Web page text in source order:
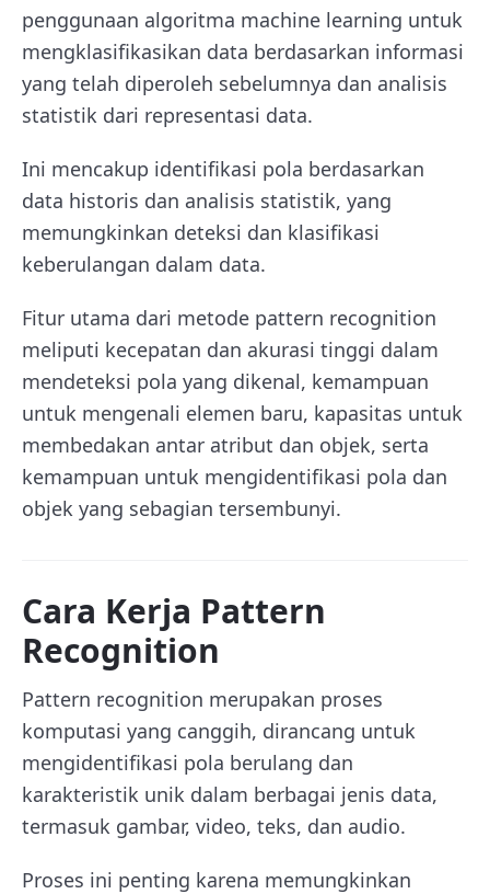
penggunaan algoritma machine learning untuk
mengklasifikasikan data berdasarkan informasi
yang telah diperoleh sebelumnya dan analisis
statistik dari representasi data.
Ini mencakup identifikasi pola berdasarkan
data historis dan analisis statistik, yang
memungkinkan deteksi dan klasifikasi
keberulangan dalam data.
Fitur utama dari metode pattern recognition
meliputi kecepatan dan akurasi tinggi dalam
mendeteksi pola yang dikenal, kemampuan
untuk mengenali elemen baru, kapasitas untuk
membedakan antar atribut dan objek, serta
kemampuan untuk mengidentifikasi pola dan
objek yang sebagian tersembunyi.
Cara Kerja Pattern
Recognition
Pattern recognition merupakan proses
komputasi yang canggih, dirancang untuk
mengidentifikasi pola berulang dan
karakteristik unik dalam berbagai jenis data,
termasuk gambar, video, teks, dan audio.
Proses ini penting karena memungkinkan